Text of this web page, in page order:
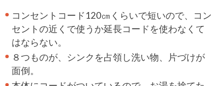
コンセントコード120㎝くらいで短いので、コン
セントの近くで使うか延長コードを使わなくて
はならない。
８つものが、シンクを占領し洗い物、片づけが
面倒。